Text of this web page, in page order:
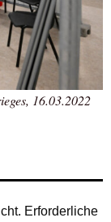
16.03.2022
Erforderliche